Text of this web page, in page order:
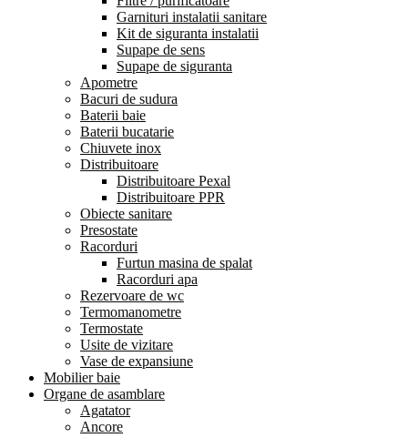
Garnituri instalatii sanitare
Kit de siguranta instalatii
Supape de sens
Supape de siguranta
Apometre
Bacuri de sudura
Baterii baie
Baterii bucatarie
Chiuvete inox
Distribuitoare
Distribuitoare Pexal
Distribuitoare PPR
Obiecte sanitare
Presostate
Racorduri
Furtun masina de spalat
Racorduri apa
Rezervoare de wc
Termomanometre
Termostate
Usite de vizitare
Vase de expansiune
Mobilier baie
Organe de asamblare
Agatator
Ancore